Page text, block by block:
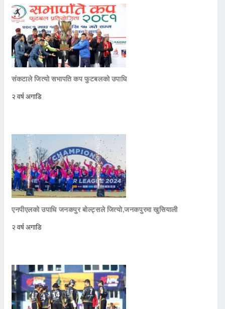
संकटाले जित्यो सभापति कप फुटबलको उपाधि
२ वर्ष अगाडि
एनपीएलको उपाधि जनकपुर बोल्ट्सले जित्याे,जनकपुरमा खुसियाली
२ वर्ष अगाडि